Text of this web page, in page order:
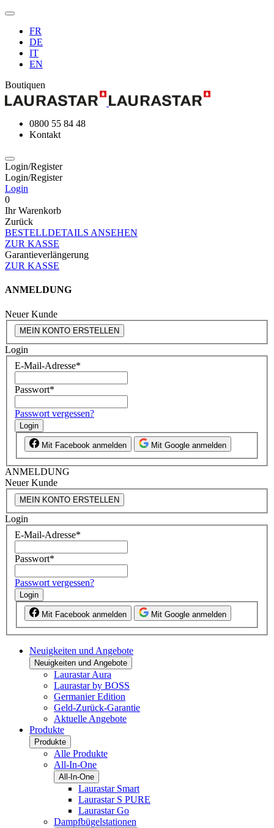
FR
DE
IT
EN
Boutiquen
0800 55 84 48
Kontakt
Login/Register
Login/Register
Login
0
Ihr Warenkorb
Zurück
BESTELLDETAILS ANSEHEN
ZUR KASSE
Garantieverlängerung
ZUR KASSE
ANMELDUNG
Neuer Kunde
MEIN KONTO ERSTELLEN
Login
E-Mail-Adresse*
Passwort*
Passwort vergessen?
Login
Mit Facebook anmelden Mit Google anmelden
ANMELDUNG
Neuer Kunde
MEIN KONTO ERSTELLEN
Login
E-Mail-Adresse*
Passwort*
Passwort vergessen?
Login
Mit Facebook anmelden Mit Google anmelden
Neuigkeiten und Angebote
Neuigkeiten und Angebote
Laurastar Aura
Laurastar by BOSS
Germanier Edition
Geld-Zurück-Garantie
Aktuelle Angebote
Produkte
Produkte
Alle Produkte
All-In-One
All-In-One
Laurastar Smart
Laurastar S PURE
Laurastar Go
Dampfbügelstationen